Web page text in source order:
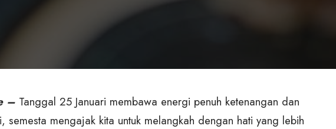
– Tanggal 25 Januari membawa energi penuh ketenangan dan
semesta mengajak kita untuk melangkah dengan hati yang lebih